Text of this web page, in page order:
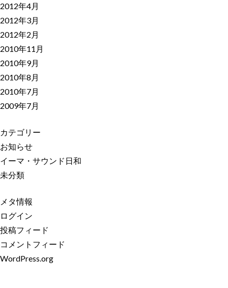
2012年4月
2012年3月
2012年2月
2010年11月
2010年9月
2010年8月
2010年7月
2009年7月
カテゴリー
お知らせ
イーマ・サウンド日和
未分類
メタ情報
ログイン
投稿フィード
コメントフィード
WordPress.org